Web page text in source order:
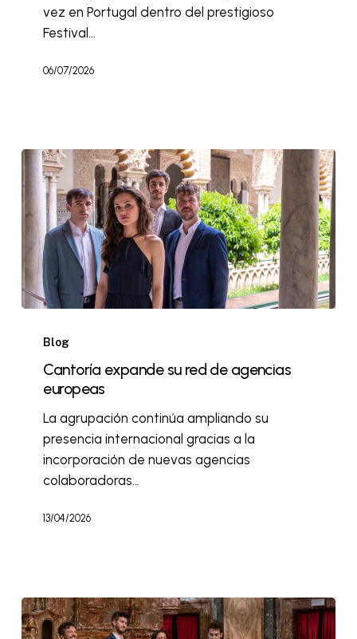
vez en Portugal dentro del prestigioso
Festival…
06/07/2026
Blog
Cantoría expande su red de agencias
europeas
La agrupación continúa ampliando su
presencia internacional gracias a la
incorporación de nuevas agencias
colaboradoras…
13/04/2026